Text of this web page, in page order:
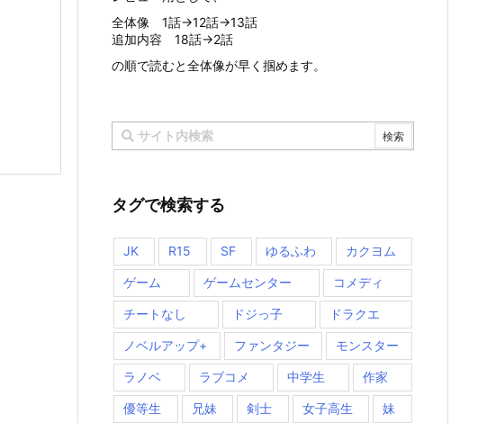
全体像 1話→12話→13話
追加内容 18話→2話
の順で読むと全体像が早く掴めます。
タグで検索する
JK R15 SF ゆるふわ カクヨム
ゲーム ゲームセンター コメディ
チートなし ドジっ子 ドラクエ
ノベルアップ+ ファンタジー モンスター
ラノベ ラブコメ 中学生 作家
優等生 兄妹 剣士 女子高生 妹